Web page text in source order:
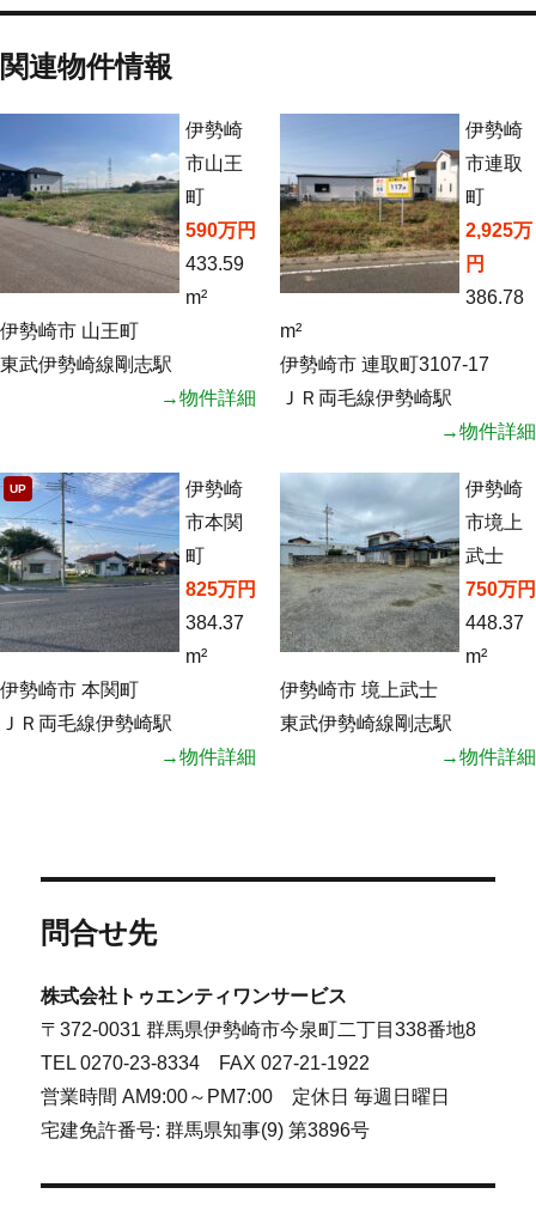
関連物件情報
伊勢崎
市山王
町
590万円
433.59
m²
伊勢崎市 山王町
東武伊勢崎線剛志駅
→物件詳細
伊勢崎
市連取
町
2,925万
円
386.78
m²
伊勢崎市 連取町3107-17
ＪＲ両毛線伊勢崎駅
→物件詳細
UP
伊勢崎
市本関
町
825万円
384.37
m²
伊勢崎市 本関町
ＪＲ両毛線伊勢崎駅
→物件詳細
伊勢崎
市境上
武士
750万円
448.37
m²
伊勢崎市 境上武士
東武伊勢崎線剛志駅
→物件詳細
問合せ先
株式会社トゥエンティワンサービス
〒372-0031 群馬県伊勢崎市今泉町二丁目338番地8
TEL 0270-23-8334 FAX 027-21-1922
営業時間 AM9:00～PM7:00 定休日 毎週日曜日
宅建免許番号: 群馬県知事(9) 第3896号